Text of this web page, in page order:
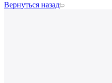
Вернуться назад